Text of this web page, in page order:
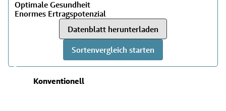
Optimale Gesundheit
Enormes Ertragspotenzial
Datenblatt herunterladen
Sortenvergleich starten
Konventionell